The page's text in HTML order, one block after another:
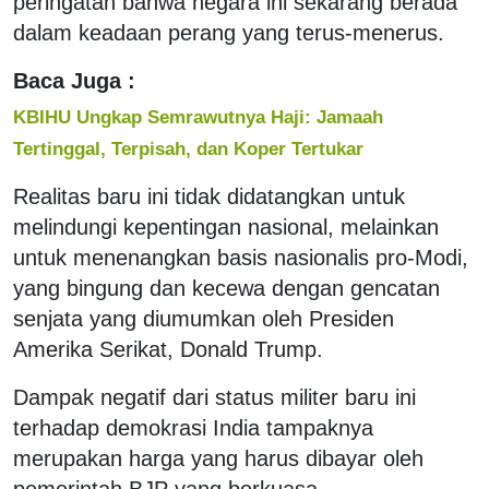
dalam keadaan perang yang terus-menerus.
Baca Juga :
KBIHU Ungkap Semrawutnya Haji: Jamaah
Tertinggal, Terpisah, dan Koper Tertukar
Realitas baru ini tidak didatangkan untuk
melindungi kepentingan nasional, melainkan
untuk menenangkan basis nasionalis pro-Modi,
yang bingung dan kecewa dengan gencatan
senjata yang diumumkan oleh Presiden
Amerika Serikat, Donald Trump.
Dampak negatif dari status militer baru ini
terhadap demokrasi India tampaknya
merupakan harga yang harus dibayar oleh